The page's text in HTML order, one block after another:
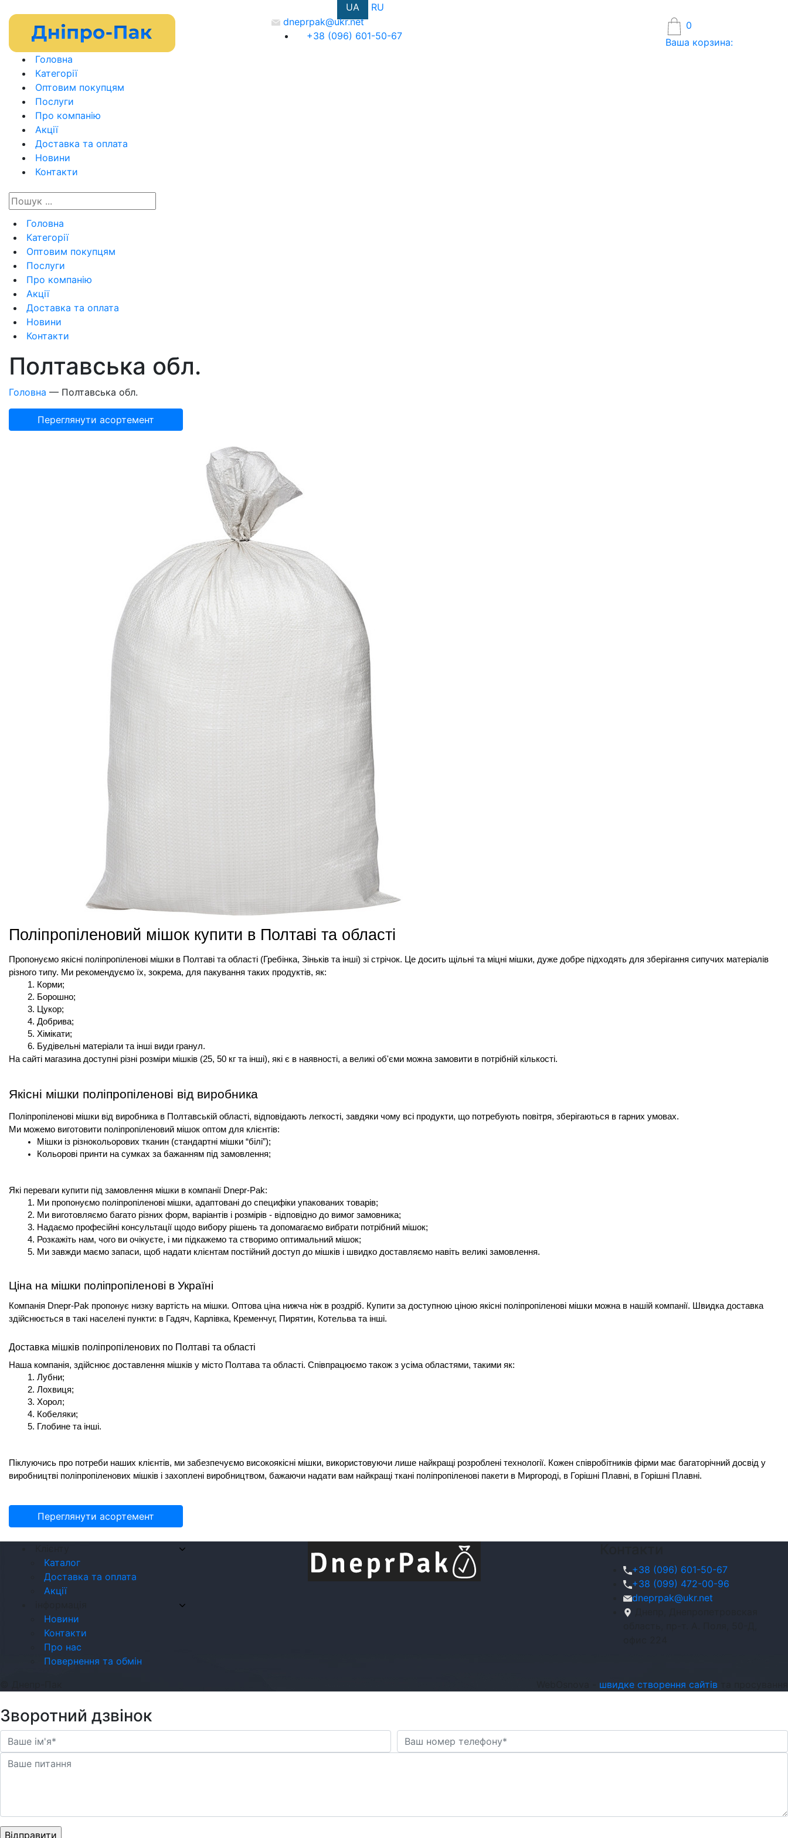
UA
RU
dneprpak@ukr.net
+38 (096) 601-50-67
0
Ваша корзина:
Головна
Категорії
Оптовим покупцям
Послуги
Про компанію
Акції
Доставка та оплата
Новини
Контакти
Головна
Категорії
Оптовим покупцям
Послуги
Про компанію
Акції
Доставка та оплата
Новини
Контакти
Полтавська обл.
Головна — Полтавська обл.
Переглянути асортемент
Поліпропіленовий мішок купити в Полтаві та області
Пропонуємо якісні поліпропіленові мішки в Полтаві та області (Гребінка, Зіньків та інші) зі стрічок. Це досить щільні та міцні мішки, дуже добре підходять для зберігання сипучих матеріалів
різного типу. Ми рекомендуємо їх, зокрема, для пакування таких продуктів, як:
Корми;
Борошно;
Цукор;
Добрива;
Хімікати;
Будівельні матеріали та інші види гранул.
На сайті магазина доступні різні розміри мішків (25, 50 кг та інші), які є в наявності, а великі об'єми можна замовити в потрібній кількості.
Якісні мішки поліпропіленові від виробника
Поліпропіленові мішки від виробника в Полтавській області, відповідають легкості, завдяки чому всі продукти, що потребують повітря, зберігаються в гарних умовах.
Ми можемо виготовити поліпропіленовий мішок оптом для клієнтів:
Мішки із різнокольорових тканин (стандартні мішки “білі”);
Кольорові принти на сумках за бажанням під замовлення;
Які переваги купити під замовлення мішки в компанії Dnepr-Pak:
Ми пропонуємо поліпропіленові мішки, адаптовані до специфіки упакованих товарів;
Ми виготовляємо багато різних форм, варіантів і розмірів - відповідно до вимог замовника;
Надаємо професійні консультації щодо вибору рішень та допомагаємо вибрати потрібний мішок;
Розкажіть нам, чого ви очікуєте, і ми підкажемо та створимо оптимальний мішок;
Ми завжди маємо запаси, щоб надати клієнтам постійний доступ до мішків і швидко доставляємо навіть великі замовлення.
Ціна на мішки поліпропіленові в Україні
Компанія Dnepr-Pak пропонує низку вартість на мішки. Оптова ціна нижча ніж в роздріб. Купити за доступною ціною якісні поліпропіленові мішки можна в нашій компанії. Швидка доставка
здійснюється в такі населені пункти: в Гадяч, Карлівка, Кременчуг, Пирятин, Котельва та інші.
Доставка мішків поліпропіленових по Полтаві та області
Наша компанія, здійснює доставлення мішків у місто Полтава та області. Співпрацюємо також з усіма областями, такими як:
Лубни;
Лохвиця;
Хорол;
Кобеляки;
Глобине та інші.
Піклуючись про потреби наших клієнтів, ми забезпечуємо високоякісні мішки, використовуючи лише найкращі розроблені технології. Кожен співробітників фірми має багаторічний досвід у
виробництві поліпропіленових мішків і захоплені виробництвом, бажаючи надати вам найкращі ткані поліпропіленові пакети в Миргороді, в Горішні Плавні, в Горішні Плавні.
Переглянути асортемент
Каталог
Доставка та оплата
Акції
Новини
Контакти
Про нас
Повернення та обмін
+38 (096) 601-50-67
+38 (099) 472-00-96
dneprpak@ukr.net
швидке створення сайтів
Зворотний дзвінок